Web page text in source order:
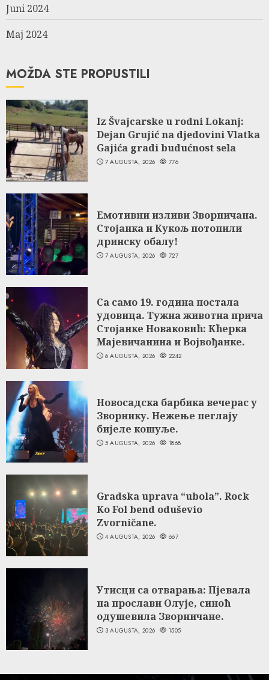
Juni 2024
Maj 2024
MOŽDA STE PROPUSTILI
Iz Švajcarske u rodni Lokanj:
Dejan Grujić na djedovini Vlatka
Gajića gradi budućnost sela
7 AUGUSTA, 2026 776
Емотивни изливи Зворничана.
Стојанка и Кукољ потопили
дринску обалу!
7 AUGUSTA, 2026 727
Са само 19. година постала
удовица. Тужна животна прича
Стојанке Новаковић: Кћерка
Мајевичанина и Војвођанке.
6 AUGUSTA, 2026 2242
Новосадска барбика вечерас у
Зворнику. Нежење пеглају
бијеле кошуље.
5 AUGUSTA, 2026 1868
Gradska uprava “ubola”. Rock
Ko Fol bend oduševio
Zvorničane.
4 AUGUSTA, 2026 667
Утисци са отварања: Пјевала
на прослави Олује, синоћ
одушевила Зворничане.
3 AUGUSTA, 2026 1505